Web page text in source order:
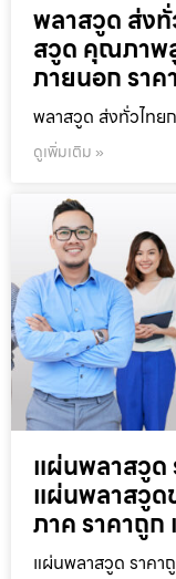
พลาสวูด ส่ง
สวูด คุณภาพสู
ภายนอก รา
พลาสวูด ส่งทั่วไทย
ดูเพิ่มเติม »
แผ่นพลาสวูด
แผ่นพลาสวูด
ภาค ราคาถู
แผ่นพลาสวูด ราคา